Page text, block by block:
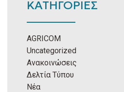
ΚΑΤΗΓΟΡΙΕΣ
AGRICOM
Uncategorized
Ανακοινώσεις
Δελτία Τύπου
Νέα